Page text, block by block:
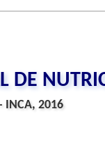
DE
INCA, 2016